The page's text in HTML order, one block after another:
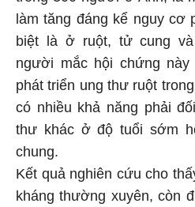
làm tăng đáng kể nguy cơ
biệt là ở ruột, tử cung
người mắc hội chứng
phát triển ung thư ruột
có nhiều khả năng phải
thư khác ở độ tuổi sớm
chung.
Kết quả nghiên cứu cho
kháng thường xuyên, còn